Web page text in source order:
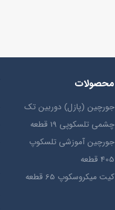
محصولات
جورچین (پازل) دوربین تک
چشمی تلسکوپی 19 قطعه
جورچین آموزشی تلسکوپ
405 قطعه
کیت میکروسکوپ 65 قطعه